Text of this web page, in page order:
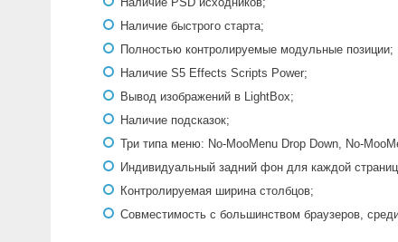
Наличие быстрого старта;
Полностью контролируемые модульные позиции;
Наличие S5 Effects Scripts Power;
Вывод изображений в LightBox;
Наличие подсказок;
Три типа меню: No-MooMenu Drop Down, No-
Индивидуальный задний фон для каждой
Контролируемая ширина столбцов;
Совместимость с большинством браузеров,